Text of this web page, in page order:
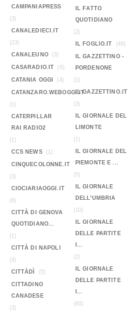
CAMPANIAPRESS
(3)
CANALEDIECI.IT
(23)
CANALEUNO
(3)
CASARADIO.IT (6)
CATANIA OGGI (4)
CATANZARO.WEBOGGI.IT
(1)
CATERPILLAR
RAI RADIO2
(1)
CCS NEWS
(1)
CINQUECOLONNE.IT
(3)
CIOCIARIAOGGI.IT
(6)
CITTÀ DI GENOVA
QUOTIDIANO...
(1)
CITTÀ DI NAPOLI
(4)
CITTÀDÌ
(5)
CITTADINO
CANADESE
(3)
IL FATTO
QUOTIDIANO
(2)
IL FOGLIO.IT
(48)
IL GAZZETTINO -
PORDENONE
(1)
IL GAZZETTINO.IT
(3)
IL GIORNALE DEL
LIMONTE
(1)
IL GIORNALE DEL
PIEMONTE E ...
(5)
IL GIORNALE
DELL'UMBRIA
(10)
IL GIORNALE
DELLE PARTITE
I...
(2)
IL GIORNALE
DELLE PARTITE
I...
(60)